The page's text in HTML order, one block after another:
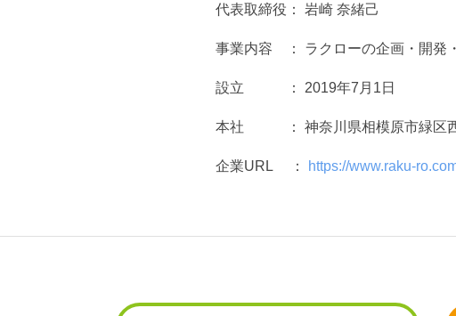
代表取締役： 岩崎 奈緒己
事業内容 ： ラクローの企画・開発
設立 ： 2019年7月1日
本社 ： 神奈川県相模原市緑区西
企業URL ： https://www.raku-